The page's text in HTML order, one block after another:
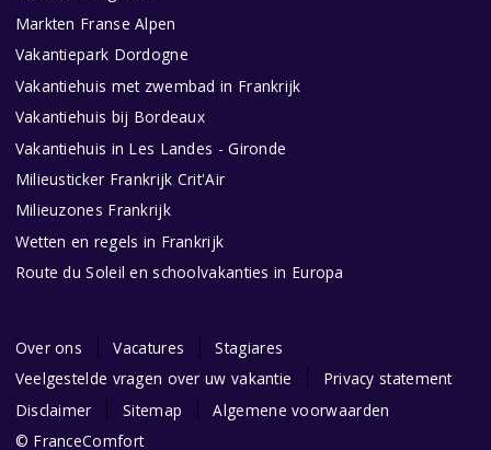
Markten Franse Alpen
Vakantiepark Dordogne
Vakantiehuis met zwembad in Frankrijk
Vakantiehuis bij Bordeaux
Vakantiehuis in Les Landes - Gironde
Milieusticker Frankrijk Crit'Air
Milieuzones Frankrijk
Wetten en regels in Frankrijk
Route du Soleil en schoolvakanties in Europa
Over ons Vacatures
Stagiares
Veelgestelde vragen over uw vakantie
Privacy statement
Disclaimer
Sitemap
Algemene voorwaarden
© FranceComfort